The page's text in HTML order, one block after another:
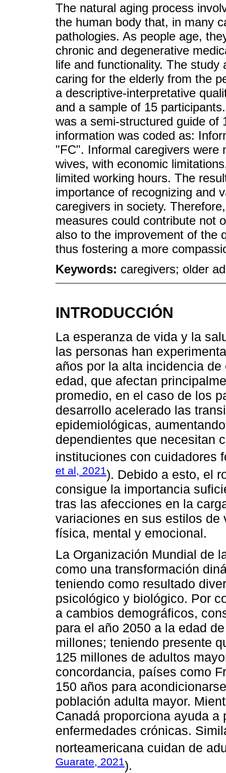
The natural aging process
the human body that, in many
pathologies. As people age,
chronic and degenerative
life and functionality. The
caring for the elderly from the
a descriptive-interpretative
and a sample of 15
was a semi-structured guide of
information was coded as:
"FC". Informal caregivers were
wives, with economic
limited working hours. The
importance of recognizing and
caregivers in society.
measures could contribute not
also to the improvement of the
thus fostering a more
Keywords: caregivers; older
INTRODUCCIÓN
La esperanza de vida y la
las personas han
años por la alta incidencia
edad, que afectan
promedio, en el caso de los
desarrollo acelerado las
epidemiológicas,
dependientes que necesitan
instituciones con cuidadores
et al, 2021). Debido a esto, el
consigue la importancia
tras las afecciones en la
variaciones en sus estilos
física, mental y emocional.
La Organización Mundial de
como una transformación
teniendo como resultado
psicológico y biológico. Por
a cambios demográficos,
para el año 2050 a la edad
millones; teniendo presente
125 millones de adultos
concordancia, países como
150 años para
población adulta mayor.
Canadá proporciona ayuda a
enfermedades crónicas.
norteamericana cuidan de
Guarate, 2021).